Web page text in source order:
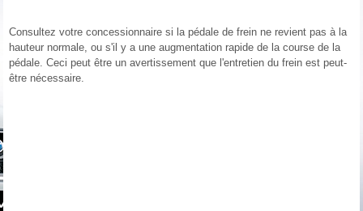
Consultez votre concessionnaire si la pédale de frein ne revient pas à la
hauteur normale, ou s'il y a une augmentation rapide de la course de la
pédale. Ceci peut être un avertissement que l'entretien du frein est peut-
être nécessaire.